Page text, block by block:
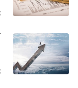
流”股东早已
，除了精神
医院、小学
司前十大流